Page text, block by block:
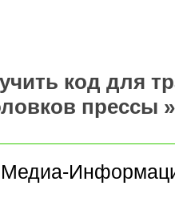
код для
прессы »